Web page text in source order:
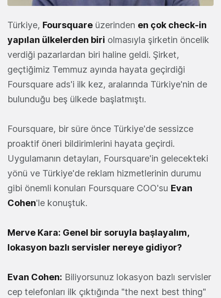
Türkiye, Foursquare üzerinden en çok check-in
yapılan ülkelerden biri olmasıyla şirketin öncelik
verdiği pazarlardan biri haline geldi. Şirket,
geçtiğimiz Temmuz ayında hayata geçirdiği
Foursquare ads'i ilk kez, aralarında Türkiye'nin de
bulunduğu beş ülkede başlatmıştı.
Foursquare, bir süre önce Türkiye'de sessizce
proaktif öneri bildirimlerini hayata geçirdi.
Uygulamanın detayları, Foursquare'in gelecekteki
yönü ve Türkiye'de reklam hizmetlerinin durumu
gibi önemli konuları Foursquare COO'su Evan
Cohen'le konuştuk.
Merve Kara: Genel bir soruyla başlayalım,
lokasyon bazlı servisler nereye gidiyor?
Evan Cohen: Biliyorsunuz lokasyon bazlı servisler
cep telefonları ilk çıktığında "the next best thing"